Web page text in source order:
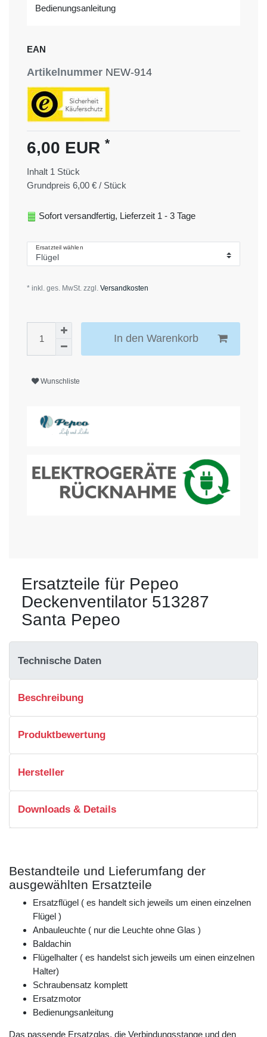
Bedienungsanleitung
EAN
Artikelnummer NEW-914
6,00 EUR *
Inhalt 1 Stück
Grundpreis 6,00 € / Stück
Sofort versandfertig, Lieferzeit 1 - 3 Tage
Ersatzteil wählen
* inkl. ges. MwSt. zzgl. Versandkosten
In den Warenkorb
Wunschliste
Ersatzteile für Pepeo
Deckenventilator 513287
Santa Pepeo
Technische Daten
Beschreibung
Produktbewertung
Hersteller
Downloads & Details
Bestandteile und Lieferumfang der
ausgewählten Ersatzteile
Ersatzflügel ( es handelt sich jeweils um einen einzelnen
Flügel )
Anbauleuchte ( nur die Leuchte ohne Glas )
Baldachin
Flügelhalter ( es handelst sich jeweils um einen einzelnen
Halter)
Schraubensatz komplett
Ersatzmotor
Bedienungsanleitung
Das passende Ersatzglas, die Verbindungsstange und den